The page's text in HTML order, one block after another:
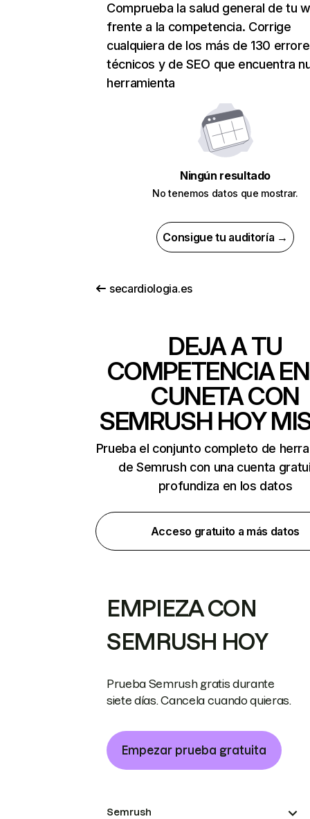
Comprueba la salud general de tu
frente a la competencia. Corrige
cualquiera de los más de 130
técnicos y de SEO que encuentra
herramienta
Ningún resultado
No tenemos datos que mostrar.
Consigue tu auditoría →
secardiologia.es
DEJA A TU
COMPETENCIA
CUNETA CON
SEMRUSH HOY
Prueba el conjunto completo de
de Semrush con una cuenta
profundiza en los datos
Acceso gratuito a más datos
EMPIEZA CON
SEMRUSH HOY
Prueba Semrush gratis durante
siete días. Cancela cuando quieras.
Empezar prueba gratuita
Semrush